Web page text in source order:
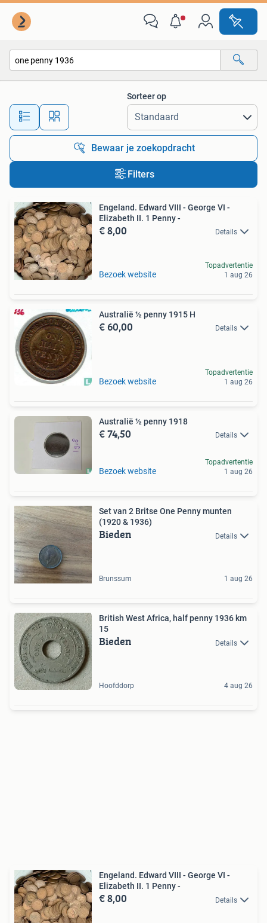
Alle afstanden…
Sorteer op
Bewaar je zoekopdracht
Filters
Engeland. Edward VIII - George VI -
Elizabeth II. 1 Penny -
€ 8,00 Details
Bezoek website
Topadvertentie
1 aug 26
Australië ½ penny 1915 H
€ 60,00 Details
Bezoek website
Topadvertentie
1 aug 26
Australië ½ penny 1918
€ 74,50 Details
Bezoek website
Topadvertentie
1 aug 26
Set van 2 Britse One Penny munten
(1920 & 1936)
Bieden Details
Brunssum 1 aug 26
British West Africa, half penny 1936 km
15
Bieden Details
Hoofddorp 4 aug 26
Engeland. Edward VIII - George VI -
Elizabeth II. 1 Penny -
€ 8,00 Details